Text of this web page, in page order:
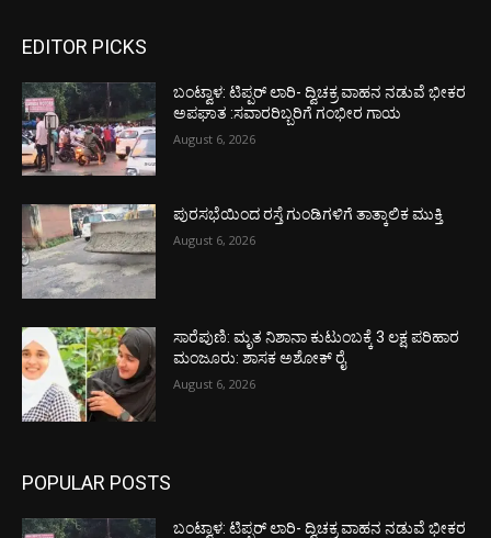
EDITOR PICKS
ಬಂಟ್ವಾಳ: ಟಿಪ್ಪರ್ ಲಾರಿ- ದ್ವಿಚಕ್ರ ವಾಹನ ನಡುವೆ ಭೀಕರ
ಅಪಘಾತ :ಸವಾರರಿಬ್ಬರಿಗೆ ಗಂಭೀರ ಗಾಯ
August 6, 2026
ಪುರಸಭೆಯಿಂದ ರಸ್ತೆ ಗುಂಡಿಗಳಿಗೆ ತಾತ್ಕಾಲಿಕ ಮುಕ್ತಿ
August 6, 2026
ಸಾರೆಪುಣಿ: ಮೃತ ನಿಶಾನಾ ಕುಟುಂಬಕ್ಕೆ 3 ಲಕ್ಷ ಪರಿಹಾರ
ಮಂಜೂರು: ಶಾಸಕ ಅಶೋಕ್ ರೈ
August 6, 2026
POPULAR POSTS
ಬಂಟ್ವಾಳ: ಟಿಪ್ಪರ್ ಲಾರಿ- ದ್ವಿಚಕ್ರ ವಾಹನ ನಡುವೆ ಭೀಕರ